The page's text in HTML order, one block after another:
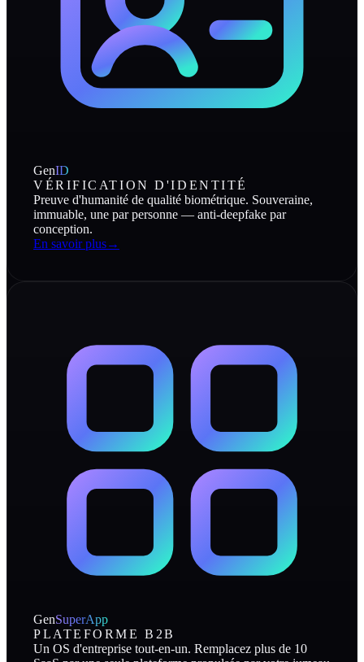
GenID
VÉRIFICATION D'IDENTITÉ
Preuve d'humanité de qualité biométrique. Souveraine,
immuable, une par personne — anti-deepfake par
conception.
En savoir plus→
GenSuperApp
PLATEFORME B2B
Un OS d'entreprise tout-en-un. Remplacez plus de 10